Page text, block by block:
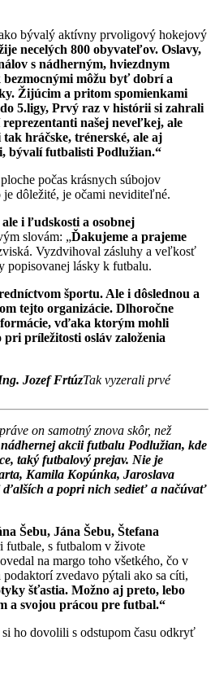
bývalý aktívny prvoligový hokejový
necelých 800 obyvateľov. Oslavy,
s nádherným, hviezdnym
môžu byť dobrí a
Žijúcim a pritom spomienkami
5.ligy, Prvý raz v histórii si zahrali
našej neveľkej, ale
hráčske, trénerské, ale aj
bývalí futbalisti Podlužian.“
počas krásnych súbojov
dôležité, je očami neviditeľné.
i ľudskosti a osobnej
slovám: „Ďakujeme a prajeme
Vyzdvihoval zásluhy a veľkosť
popisovanej lásky k futbalu.
športu. Ale i dôslednou a
tejto organizácie. Dlhoročne
vďaka ktorým mohli
príležitosti osláv založenia
Tak vyzerali prvé
on samotný znova skôr, než
akcii futbalu Podlužian, kde
taký futbalový prejav. Nie je
Kamila Kopúnka, Jaroslava
ďalších a popri nich sedieť a načúvať
Šebu, Jána Šebu, Štefana
s futbalom v živote
na margo toho všetkého, čo v
zvedavo pýtali ako sa cíti,
šťastia. Možno aj preto, lebo
a svojou prácou pre futbal.“
ho dovolili s odstupom času odkryť